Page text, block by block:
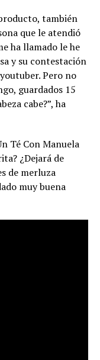
también
que le atendió
ha llamado le he
y su contestación
Pero no
guardados 15
cabe?”, ha
Té Con Manuela
¿Dejará de
de merluza
muy buena